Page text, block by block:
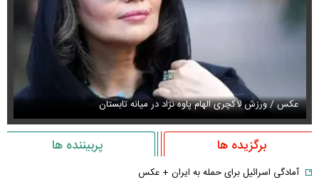
عکس / ورزش لاکچری الهام پاوه نژاد در میانه تابستان
برگزیده ها پربیننده ها
آمادگی اسرائیل برای حمله به ایران + عکس